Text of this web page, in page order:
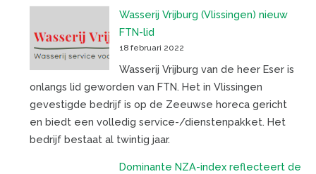
Wasserij Vrijburg (Vlissingen) nieuw
FTN-lid
18 februari 2022
Wasserij Vrijburg van de heer Eser is
onlangs lid geworden van FTN. Het in Vlissingen
gevestigde bedrijf is op de Zeeuwse horeca gericht
en biedt een volledig service-/dienstenpakket. Het
bedrijf bestaat al twintig jaar.
Dominante NZA-index reflecteert de